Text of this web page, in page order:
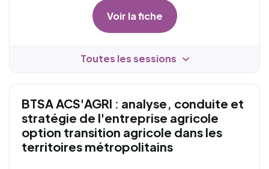
Voir la fiche
Toutes les sessions
BTSA ACS'AGRI : analyse, conduite et
stratégie de l'entreprise agricole
option transition agricole dans les
territoires métropolitains